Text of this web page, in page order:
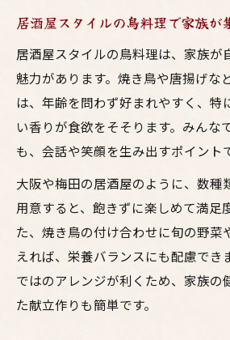
居酒屋スタイルの鳥料理で家族が
居酒屋スタイルの鳥料理は、家族が
魅力があります。焼き鳥や唐揚げな
は、年齢を問わず好まれやすく、特
い香りが食欲をそそります。みんな
も、会話や笑顔を生み出すポイント
大阪や梅田の居酒屋のように、数種
用意すると、飽きずに楽しめて満足
た、焼き鳥の付け合わせに旬の野菜
えれば、栄養バランスにも配慮でき
ではのアレンジが利くため、家族の
た献立作りも簡単です。